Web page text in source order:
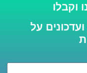
וקבלו
ועדכונים על